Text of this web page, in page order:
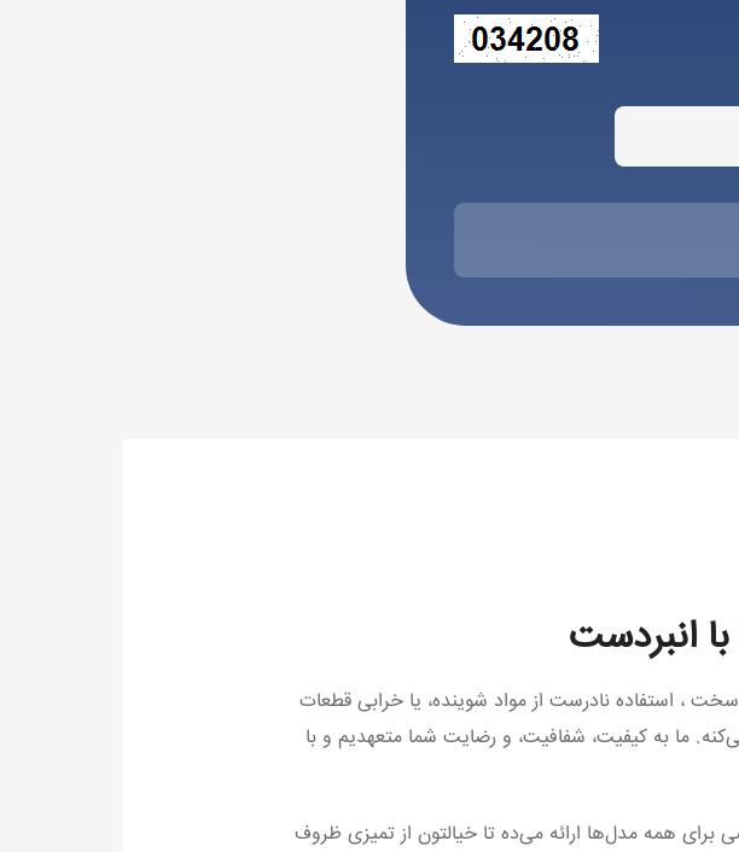
انبردست
، استفاده نادرست از مواد شوینده، یا خرابی قطعات
ما به کیفیت، شفافیت، و رضایت شما متعهدیم و با
همه مدل‌ها ارائه می‌ده تا خیالتون از تمیزی ظروف